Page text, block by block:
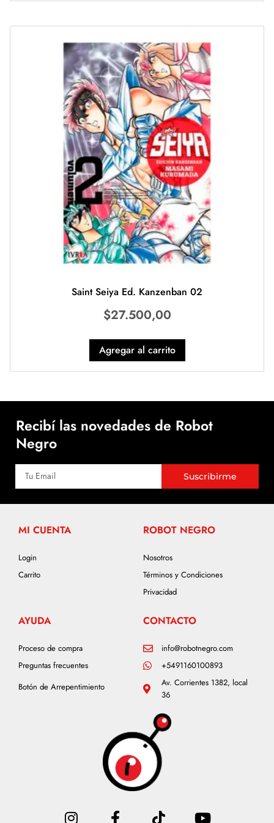
Saint Seiya Ed. Kanzenban 02
$27.500,00
Agregar al carrito
Recibí las novedades de Robot
Negro
Suscribirme
MI CUENTA
Login
Carrito
ROBOT NEGRO
Nosotros
Términos y Condiciones
Privacidad
AYUDA
Proceso de compra
Preguntas frecuentes
Botón de Arrepentimiento
CONTACTO
info@robotnegro.com
+5491160100893
Av. Corrientes 1382, local
36